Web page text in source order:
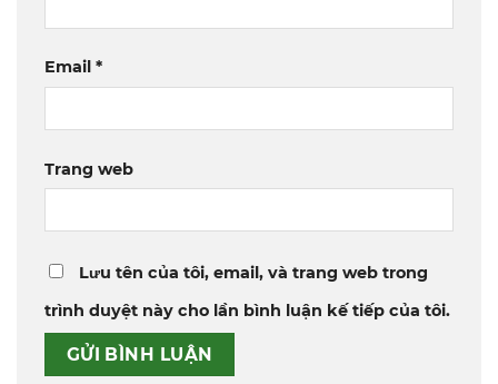
Email *
Trang web
Lưu tên của tôi, email, và trang web trong
trình duyệt này cho lần bình luận kế tiếp của tôi.